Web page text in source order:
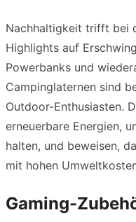
Nachhaltigkeit trifft bei
Highlights auf
Powerbanks und
Campinglaternen sind
Outdoor-Enthusiasten.
erneuerbare Energien,
halten, und beweisen,
mit hohen
Gaming-